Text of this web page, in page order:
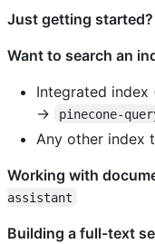
Just getting started?
Want to search an
Integrated index
→
pinecone-
Any other index
Working with
assistant
Building a full-text